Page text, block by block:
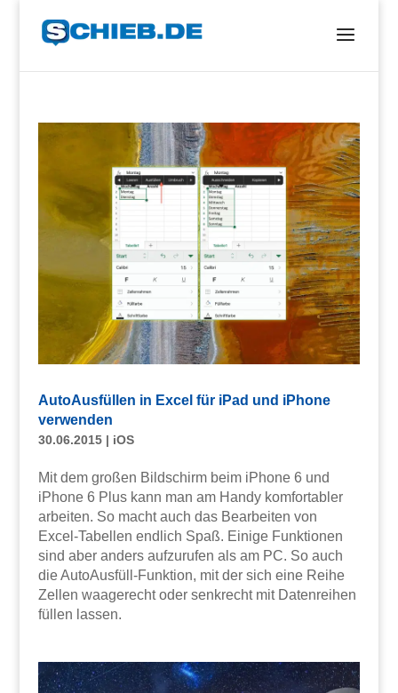
AutoAusfüllen in Excel für iPad und iPhone
verwenden
30.06.2015| iOS
Mit dem großen Bildschirm beim iPhone 6 und
iPhone 6 Plus kann man am Handy komfortabler
arbeiten. So macht auch das Bearbeiten von
Excel-Tabellen endlich Spaß. Einige Funktionen
sind aber anders aufzurufen als am PC. So auch
die AutoAusfüll-Funktion, mit der sich eine Reihe
Zellen waagerecht oder senkrecht mit Datenreihen
füllen lassen.